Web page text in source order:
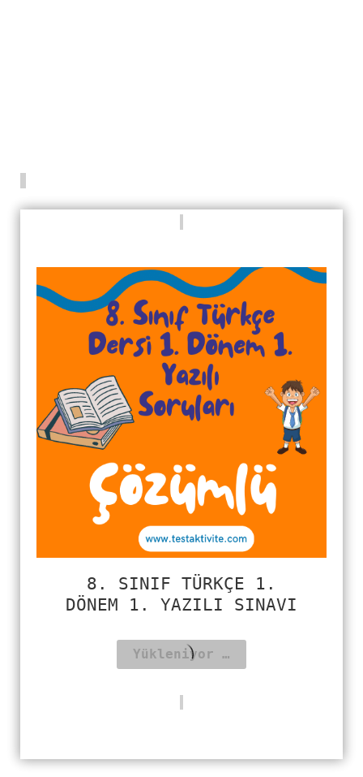
8. SINIF TÜRKÇE 1.
DÖNEM 1. YAZILI SINAVI